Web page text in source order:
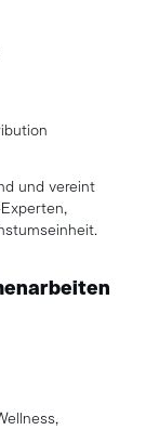
und vereint